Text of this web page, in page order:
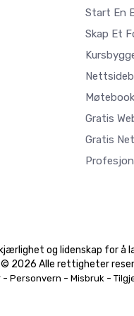
Start En
Skap Et
Gratis
Gratis
og lidenskap for å
2026 Alle rettigheter
- Personvern - Misbruk -